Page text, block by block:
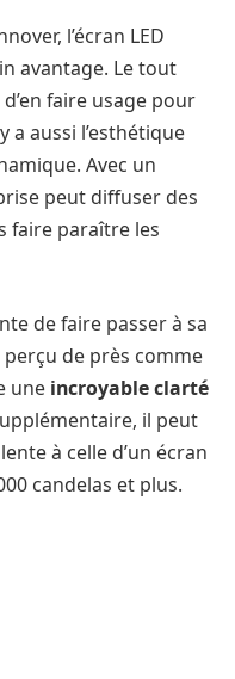
l’écran LED
avantage. Le tout
faire usage pour
a aussi l’esthétique
Avec un
peut diffuser des
faire paraître les
de faire passer à sa
de près comme
une incroyable clarté
il peut
à celle d’un écran
candelas et plus.